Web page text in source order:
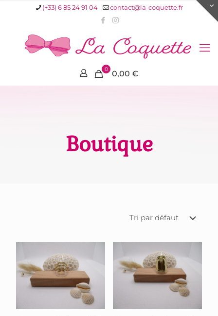
(+33) 6 85 24 91 04 contact@la-coquette.fr
0 0,00 €
Boutique